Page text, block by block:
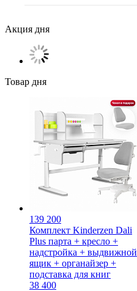
Акция дня
Товар дня
139 200
Комплект Kinderzen Dali
Plus парта + кресло +
надстройка + выдвижной
ящик + органайзер +
подставка для книг
38 400